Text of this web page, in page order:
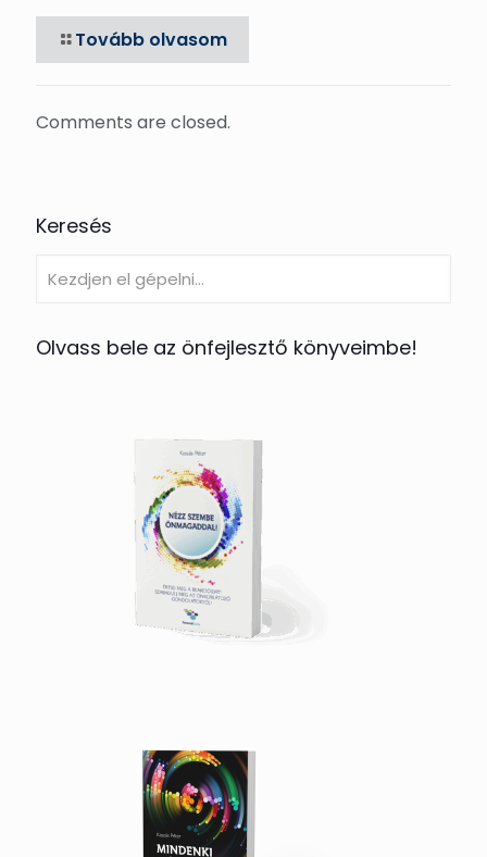
Tovább olvasom
Comments are closed.
Keresés
Olvass bele az önfejlesztő könyveimbe!